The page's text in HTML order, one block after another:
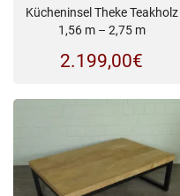
Kücheninsel Theke Teakholz
1,56 m – 2,75 m
2.199,00€